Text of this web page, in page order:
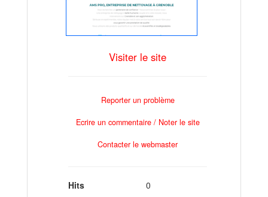
Visiter le site
Reporter un problème
Ecrire un commentaire / Noter le site
Contacter le webmaster
Hits
0